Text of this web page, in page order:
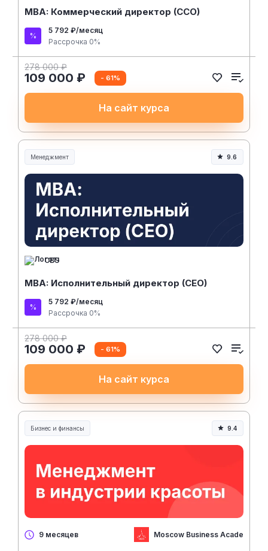
MBA: Коммерческий директор (CCO)
5 792 ₽/месяц
Рассрочка 0%
278 000 ₽
109 000 ₽ - 61%
На сайт курса
Менеджмент
Менеджмент и управление
9.6
CBS
MBA: Исполнительный директор (CEO)
5 792 ₽/месяц
Рассрочка 0%
278 000 ₽
109 000 ₽ - 61%
На сайт курса
Бизнес и финансы 9.4
9 месяцев Moscow Business Academy